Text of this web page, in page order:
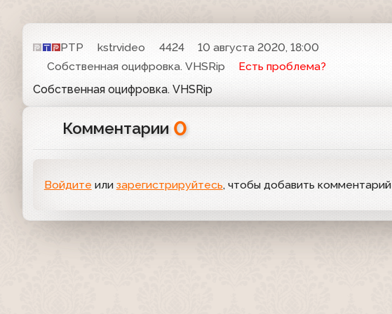
РТР kstrvideo 4424
10 августа 2020, 18:00
Собственная оцифровка. VHSRip
Есть проблема?
Собственная оцифровка. VHSRip
Комментарии 0
Войдите или зарегистрируйтесь, чтобы добавить комментарий